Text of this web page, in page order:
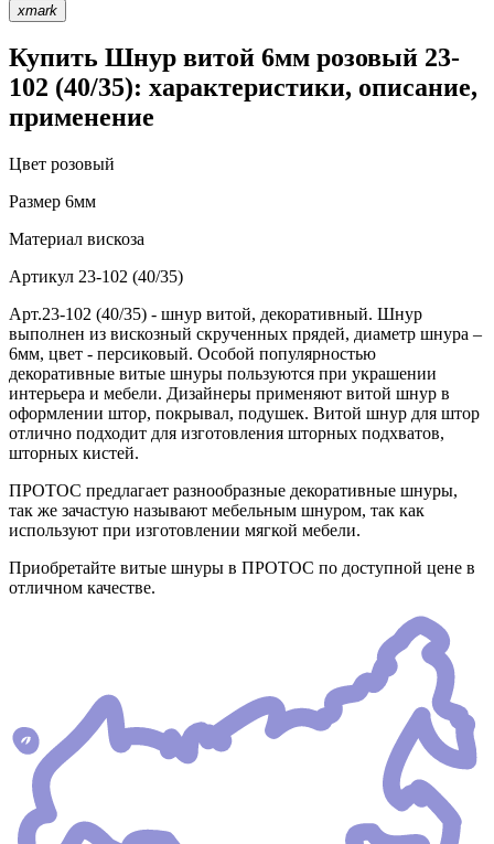
xmark
Купить Шнур витой 6мм розовый 23-
102 (40/35): характеристики, описание,
применение
Цвет розовый
Размер 6мм
Материал вискоза
Артикул 23-102 (40/35)
Арт.23-102 (40/35) - шнур витой, декоративный. Шнур
выполнен из вискозный скрученных прядей, диаметр шнура –
6мм, цвет - персиковый. Особой популярностью
декоративные витые шнуры пользуются при украшении
интерьера и мебели. Дизайнеры применяют витой шнур в
оформлении штор, покрывал, подушек. Витой шнур для штор
отлично подходит для изготовления шторных подхватов,
шторных кистей.
ПРОТОС предлагает разнообразные декоративные шнуры,
так же зачастую называют мебельным шнуром, так как
используют при изготовлении мягкой мебели.
Приобретайте витые шнуры в ПРОТОС по доступной цене в
отличном качестве.